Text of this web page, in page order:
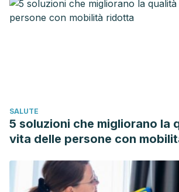
Approach Reasonable?. Nutrients.
https://pubmed.ncbi.nlm.nih.gov/
Cleveland Clinic. (2022, marzo 17)
hot or warm water?
https://health.clevelandclinic.org/cold-
water/
SALUTE
5 soluzioni che migliorano la
vita delle persone con